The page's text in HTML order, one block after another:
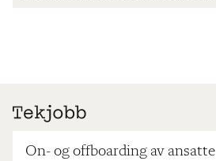
On- og offboarding av ansatte